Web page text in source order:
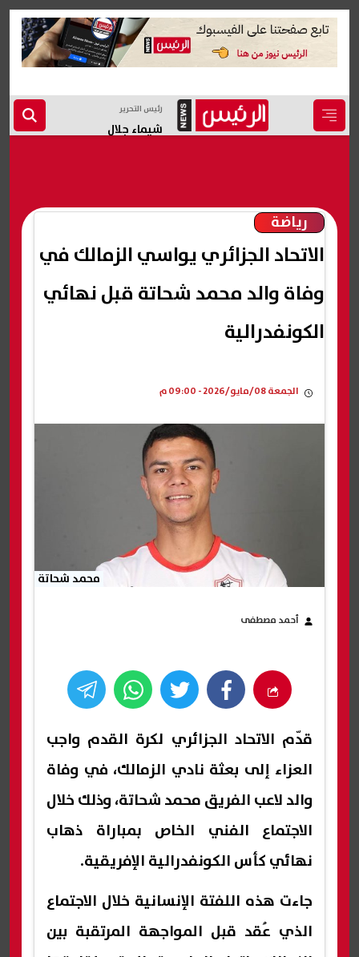
رئيس التحرير
شيماء جلال
رياضة
الاتحاد الجزائري يواسي الزمالك في
وفاة والد محمد شحاتة قبل نهائي
الكونفدرالية
الجمعة 08/مايو/2026 - 09:00 م
محمد شحاتة
أحمد مصطفى
قدّم الاتحاد الجزائري لكرة القدم واجب
العزاء إلى بعثة نادي الزمالك، في وفاة
والد لاعب الفريق محمد شحاتة، وذلك خلال
الاجتماع الفني الخاص بمباراة ذهاب
نهائي كأس الكونفدرالية الإفريقية.
جاءت هذه اللفتة الإنسانية خلال الاجتماع
الذي عُقد قبل المواجهة المرتقبة بين